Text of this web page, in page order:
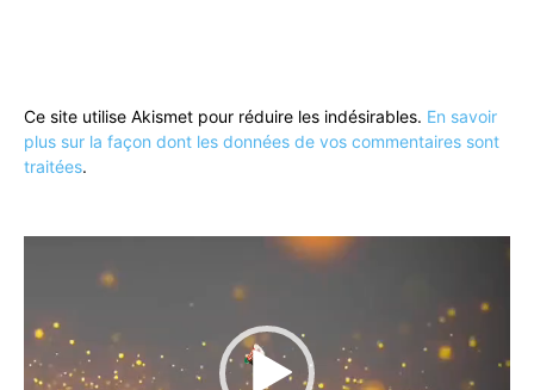
Ce site utilise Akismet pour réduire les indésirables. En savoir
plus sur la façon dont les données de vos commentaires sont
traitées.